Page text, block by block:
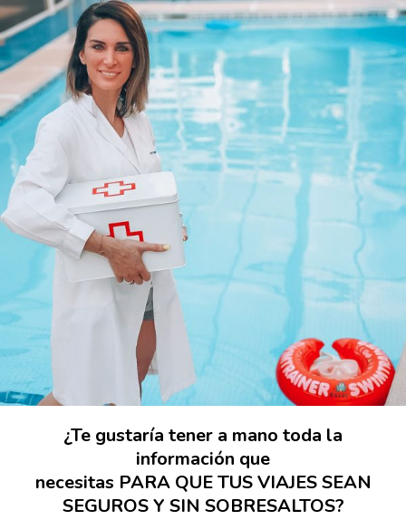
¿Te gustaría tener a mano toda la
información que
necesitas PARA QUE TUS VIAJES SEAN
SEGUROS Y SIN SOBRESALTOS?